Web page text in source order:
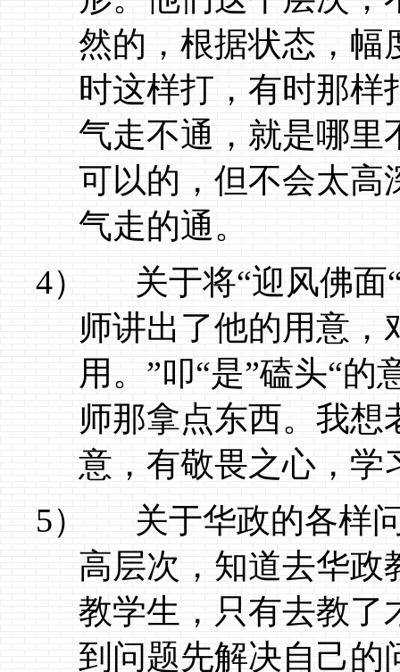
然的，根据状态，幅
时这样打，有时那样
气走不通，就是哪里
可以的，但不会太高
气走的通。
4）
关于将“迎风佛
师讲出了他的用意，
用。”叩“是”磕头“的
师那拿点东西。我想
意，有敬畏之心，学
5）
关于华政的各样
高层次，知道去华政
教学生，只有去教了
到问题先解决自己的